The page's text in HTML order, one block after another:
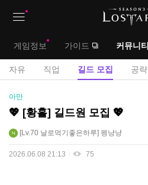
대
메
게임정보 가이드 커뮤니티
서
자유 직업 길드 모집 공략
길
드
집
시
아만
💖 [황홀] 길드원 모집 💖
Lv.70 날로먹기좋은하루 펭냥냥
2026.06.08 21:13 75